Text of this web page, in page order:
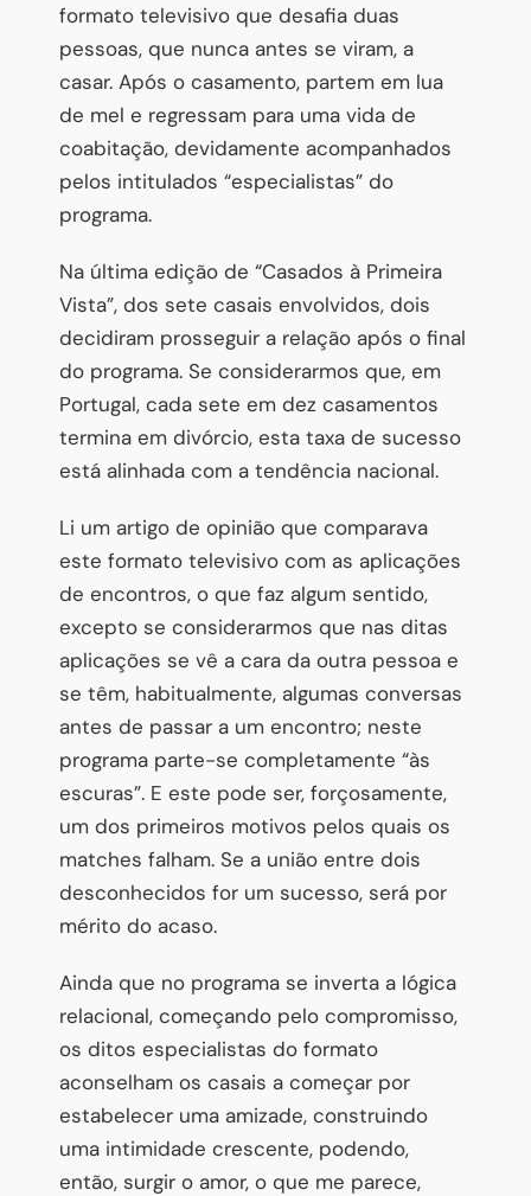
formato televisivo que desafia duas
pessoas, que nunca antes se viram, a
casar. Após o casamento, partem em lua
de mel e regressam para uma vida de
coabitação, devidamente acompanhados
pelos intitulados “especialistas” do
programa.
Na última edição de “Casados à Primeira
Vista”, dos sete casais envolvidos, dois
decidiram prosseguir a relação após o final
do programa. Se considerarmos que, em
Portugal, cada sete em dez casamentos
termina em divórcio, esta taxa de sucesso
está alinhada com a tendência nacional.
Li um artigo de opinião que comparava
este formato televisivo com as aplicações
de encontros, o que faz algum sentido,
excepto se considerarmos que nas ditas
aplicações se vê a cara da outra pessoa e
se têm, habitualmente, algumas conversas
antes de passar a um encontro; neste
programa parte-se completamente “às
escuras”. E este pode ser, forçosamente,
um dos primeiros motivos pelos quais os
matches falham. Se a união entre dois
desconhecidos for um sucesso, será por
mérito do acaso.
Ainda que no programa se inverta a lógica
relacional, começando pelo compromisso,
os ditos especialistas do formato
aconselham os casais a começar por
estabelecer uma amizade, construindo
uma intimidade crescente, podendo,
então, surgir o amor, o que me parece,